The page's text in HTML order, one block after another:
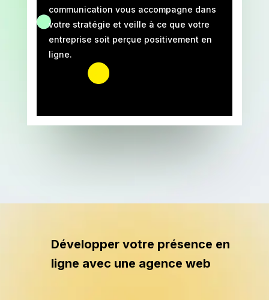
communication vous accompagne dans
votre stratégie et veille à ce que votre
entreprise soit perçue positivement en
ligne.
Développer votre présence en
ligne avec une agence web